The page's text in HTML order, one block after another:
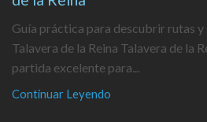
Guía práctica para descubrir rutas y
Talavera de la Reina Talavera de la
partida excelente para...
Continuar Leyendo